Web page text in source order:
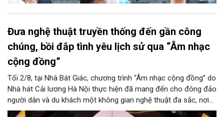
Đưa nghệ thuật truyền thống đến gần công
chúng, bồi đắp tình yêu lịch sử qua “Âm nhạc
cộng đồng”
Tối 2/8, tại Nhà Bát Giác, chương trình “Âm nhạc cộng đồng” do
Nhà hát Cải lương Hà Nội thực hiện đã mang đến cho đông đảo
người dân và du khách một không gian nghệ thuật đa sắc, nơi
những làn điệu cải lương, ca cổ, tân cổ và các tiết mục múa